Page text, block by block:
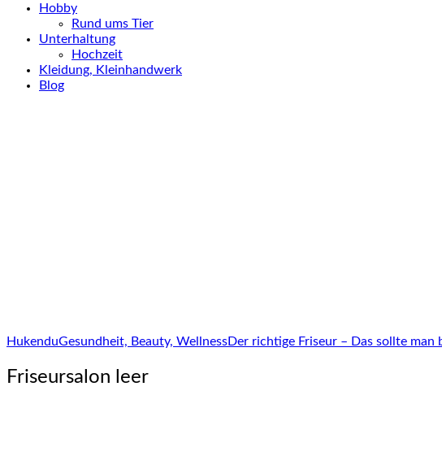
Hobby
Rund ums Tier
Unterhaltung
Hochzeit
Kleidung, Kleinhandwerk
Blog
HukenduGesundheit, Beauty, WellnessDer richtige Friseur – Das sollte man
Friseursalon leer